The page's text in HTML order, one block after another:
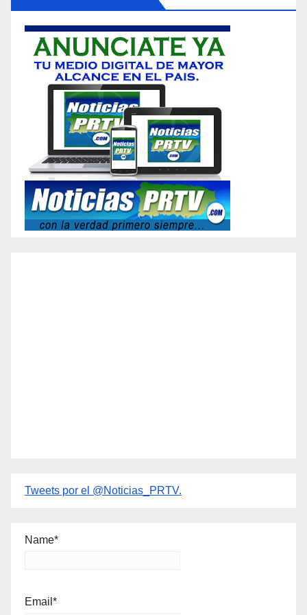
Tweets por el @Noticias_PRTV.
Name*
Email*